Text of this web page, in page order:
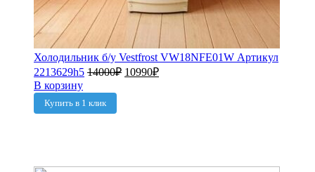
Холодильник б/у Vestfrost VW18NFE01W Артикул
2213629h5 14000₽ 10990₽
В корзину
Купить в 1 клик